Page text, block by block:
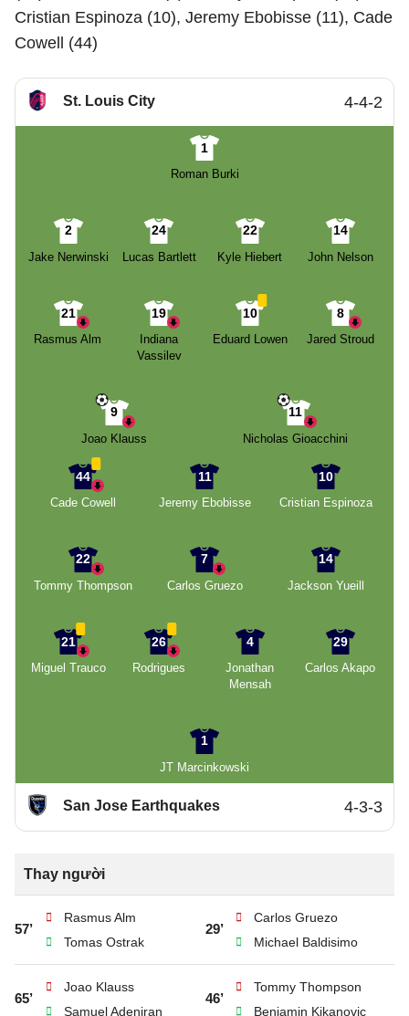
Cristian Espinoza (10), Jeremy Ebobisse (11), Cade
Cowell (44)
St. Louis City 4-4-2
1
Roman Burki
2
Jake Nerwinski
24
Lucas Bartlett
22
Kyle Hiebert
14
John Nelson
21
Rasmus Alm
19
Indiana
Vassilev
10
Eduard Lowen
8
Jared Stroud
9
Joao Klauss
11
Nicholas Gioacchini
44
Cade Cowell
11
Jeremy Ebobisse
10
Cristian Espinoza
22
Tommy Thompson
7
Carlos Gruezo
14
Jackson Yueill
21
Miguel Trauco
26
Rodrigues
4
Jonathan
Mensah
29
Carlos Akapo
1
JT Marcinkowski
San Jose Earthquakes 4-3-3
Thay người
57’
Rasmus Alm
Tomas Ostrak
29’
Carlos Gruezo
Michael Baldisimo
65’
Joao Klauss
Samuel Adeniran
46’
Tommy Thompson
Benjamin Kikanovic